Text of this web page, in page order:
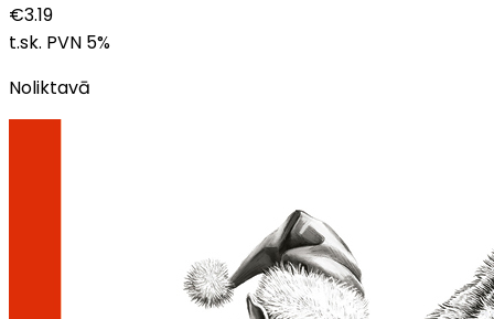
€3.19
t.sk. PVN 5%
Noliktavā